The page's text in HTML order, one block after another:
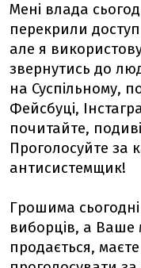
Мені влада
перекрили
але я
звернутись до
на Суспільному,
Фейсбуці,
почитайте,
Проголосуйте за
антисистемщик!
Грошима
виборців, а Ваше
продається,